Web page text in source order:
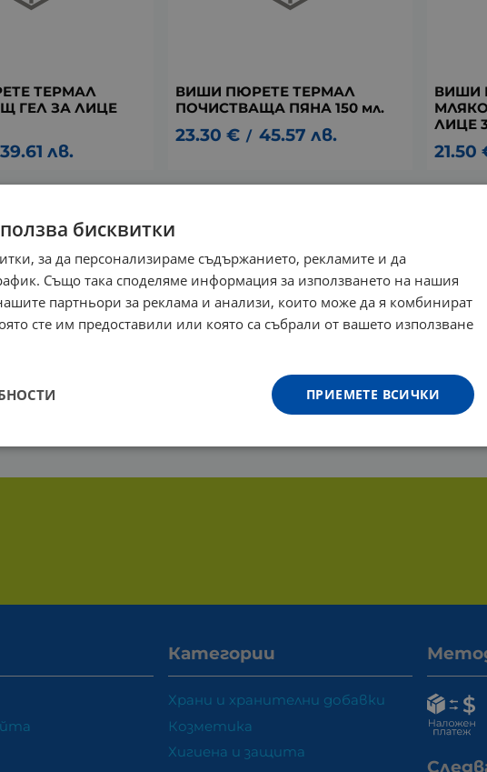
ТЕРМАЛ
ГЕЛ ЗА ЛИЦЕ
39.61 лв.
ВИШИ ПЮРЕТЕ ТЕРМАЛ
ПОЧИСТВАЩА ПЯНА 150 мл.
23.30 € / 45.57 лв.
ВИШИ
ЛИЦЕ
21.50
Категории
Храни и хранителни добавки
Козметика
Хигиена и защита
бисквитки
за да персонализираме съдържанието, рекламите и да
Също така споделяме информация за използването на нашия
партньори за реклама и анализи, които може да я комбинират
сте им предоставили или която са събрали от вашето използване
ПРИЕМЕТЕ ВСИЧКИ